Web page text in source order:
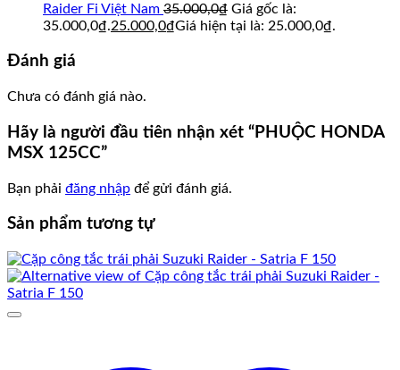
Raider Fi Việt Nam 35.000,0₫ Giá gốc là:
35.000,0₫.25.000,0₫Giá hiện tại là: 25.000,0₫.
Đánh giá
Chưa có đánh giá nào.
Hãy là người đầu tiên nhận xét “PHUỘC HONDA
MSX 125CC”
Bạn phải đăng nhập để gửi đánh giá.
Sản phẩm tương tự